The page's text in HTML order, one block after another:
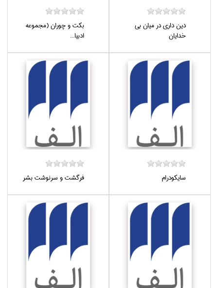
دين‌ داري در ميان بي
خدايان
بكت و چوران (مجموعه
ادبيا...
سايكودرام فرگشت و سرنوشت بشر